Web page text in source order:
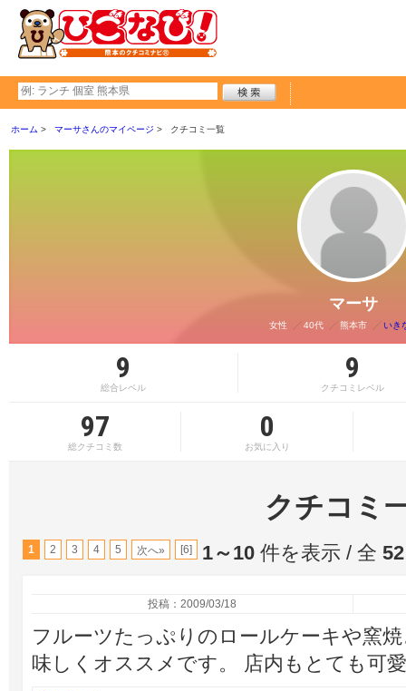
ホーム マーサさんのマイページ クチコミ一覧
マーサ
女性 40代 熊本市 いき
9
総合レベル
9
クチコミレベル
97
総クチコミ数
0
お気に入り
クチコミ
1 2 3 4 5 次へ» [6] 1～10 件を表示 / 全 52
投稿：2009/03/18
フルーツたっぷりのロールケーキや窯
味しくオススメです。 店内もとても可